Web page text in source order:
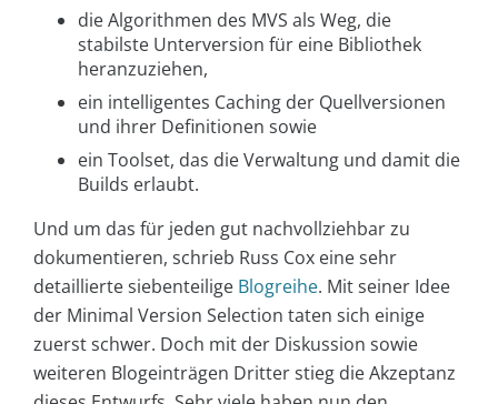
die Algorithmen des MVS als Weg, die
stabilste Unterversion für eine Bibliothek
heranzuziehen,
ein intelligentes Caching der Quellversionen
und ihrer Definitionen sowie
ein Toolset, das die Verwaltung und damit die
Builds erlaubt.
Und um das für jeden gut nachvollziehbar zu
dokumentieren, schrieb Russ Cox eine sehr
detaillierte siebenteilige Blogreihe. Mit seiner Idee
der Minimal Version Selection taten sich einige
zuerst schwer. Doch mit der Diskussion sowie
weiteren Blogeinträgen Dritter stieg die Akzeptanz